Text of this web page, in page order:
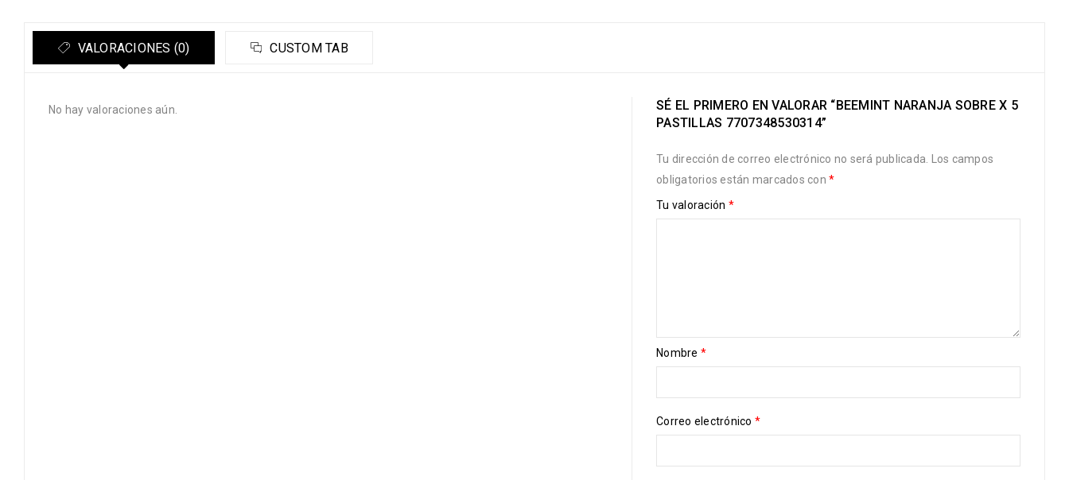
VALORACIONES (0) CUSTOM TAB
No hay valoraciones aún.
SÉ EL PRIMERO EN VALORAR “BEEMINT NARANJA SOBRE X 5
PASTILLAS 7707348530314”
Tu dirección de correo electrónico no será publicada.
Los campos
obligatorios están marcados con*
Tu valoración *
Nombre *
Correo electrónico *